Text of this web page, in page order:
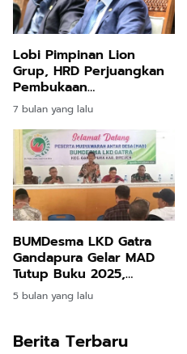
Lobi Pimpinan Lion
Grup, HRD Perjuangkan
Pembukaan
Penerbangan ke
Bandara Rembele Setiap
Hari
7 bulan yang lalu
BUMDesma LKD Gatra
Gandapura Gelar MAD
Tutup Buku 2025,
Perkuat Sinergi dan
Peremajaan Pengurus
5 bulan yang lalu
Berita Terbaru